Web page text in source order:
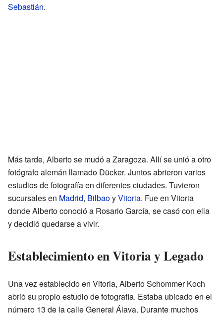
Sebastián.
Más tarde, Alberto se mudó a Zaragoza. Allí se unió a otro
fotógrafo alemán llamado Dücker. Juntos abrieron varios
estudios de fotografía en diferentes ciudades. Tuvieron
sucursales en Madrid, BilbaoyVitoria. Fue en Vitoria
donde Alberto conoció a Rosario García, se casó con ella
y decidió quedarse a vivir.
Establecimiento en Vitoria y Legado
Una vez establecido en Vitoria, Alberto Schommer Koch
abrió su propio estudio de fotografía. Estaba ubicado en el
número 13 de la calle General Álava. Durante muchos